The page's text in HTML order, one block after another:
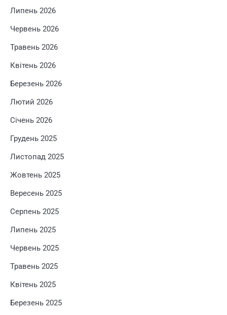
Липень 2026
Червень 2026
Травень 2026
Квітень 2026
Березень 2026
Лютий 2026
Січень 2026
Грудень 2025
Листопад 2025
Жовтень 2025
Вересень 2025
Серпень 2025
Липень 2025
Червень 2025
Травень 2025
Квітень 2025
Березень 2025